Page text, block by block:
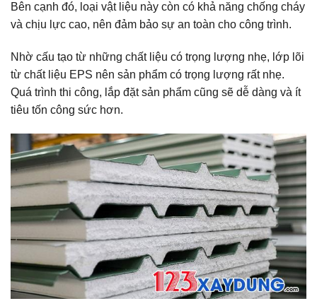
Bên cạnh đó, loại vật liệu này còn có khả năng chống cháy
và chịu lực cao, nên đảm bảo sự an toàn cho công trình.
Nhờ cấu tạo từ những chất liệu có trọng lượng nhẹ, lớp lõi
từ chất liệu EPS nên sản phẩm có trọng lượng rất nhẹ.
Quá trình thi công, lắp đặt sản phẩm cũng sẽ dễ dàng và ít
tiêu tốn công sức hơn.